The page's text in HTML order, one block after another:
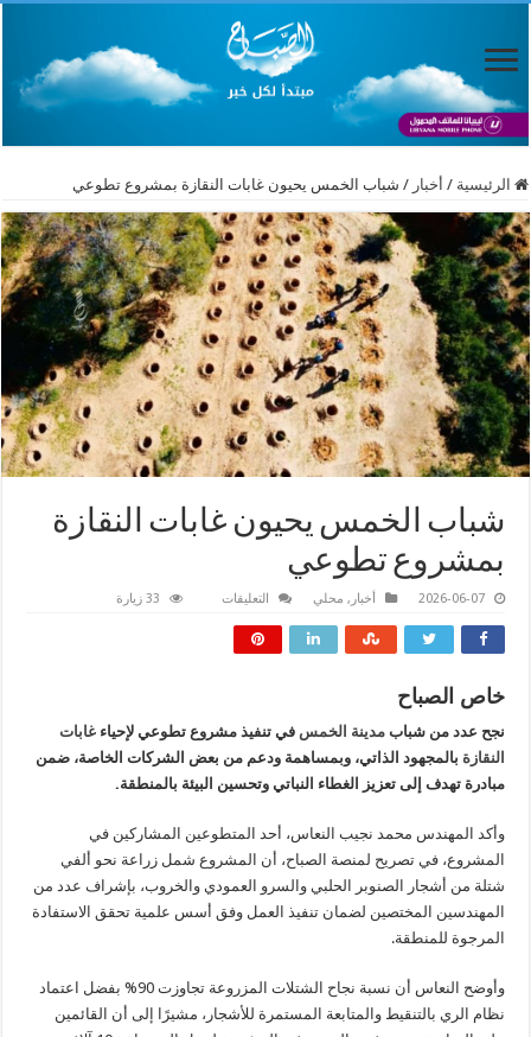
الرئيسية / أخبار / شباب الخمس يحيون غابات النقازة بمشروع تطوعي
شباب الخمس يحيون غابات النقازة
بمشروع تطوعي
2026-06-07 أخبار , محلي التعليقات 33 زيارة
خاص الصباح
نجح عدد من شبابمدينة الخمس في تنفيذ مشروع تطوعي لإحياءغابات
النقازة بالمجهود الذاتي، وبمساهمة ودعم من بعض الشركات الخاصة، ضمن
مبادرة تهدف إلى تعزيز الغطاء النباتي وتحسين البيئة بالمنطقة.
وأكد المهندس محمد نجيب النعاس، أحد المتطوعين المشاركين في
المشروع، في تصريح لمنصة الصباح، أن المشروع شمل زراعة نحو ألفي
شتلة من أشجار الصنوبر الحلبي والسرو العمودي والخروب، بإشراف عدد من
المهندسين المختصين لضمان تنفيذ العمل وفق أسس علمية تحقق الاستفادة
المرجوة للمنطقة.
وأوضح النعاس أن نسبة نجاح الشتلات المزروعة تجاوزت 90% بفضل اعتماد
نظام الري بالتنقيط والمتابعة المستمرة للأشجار، مشيرًا إلى أن القائمين